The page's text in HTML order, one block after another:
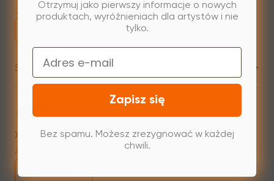
Jul 31,2026 AM 10:11
Starsza wersja +
XPPenMac_3.4.15_240313
Otrzymuj jako pierwszy informacje o nowych
produktach, wyróżnieniach dla artystów i nie
tylko.
Email
Zapisz się
Bez spamu. Możesz zrezygnować w każdej
chwili.